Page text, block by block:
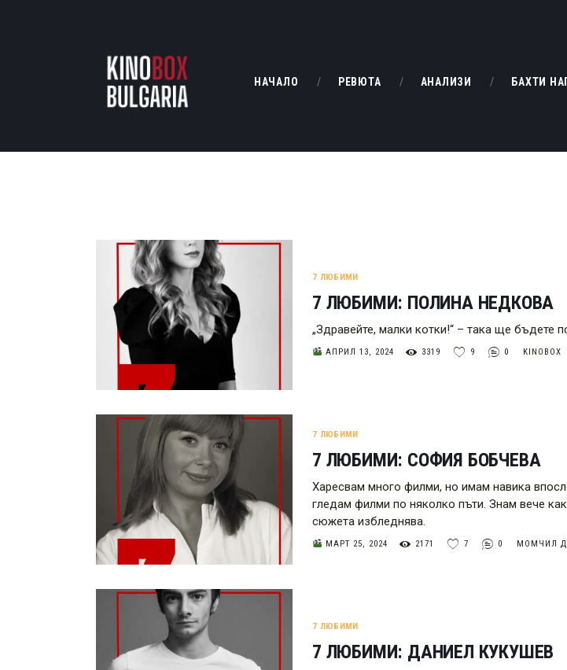
НАЧАЛО РЕВЮТА АНАЛИЗИ БАХТИ
РЕВЮТА
БАХТИ НАГРАДИТЕ
7 ЛЮБИМИ
7 ЛЮБИМИ: ПОЛИНА НЕДКОВА
„Здравейте, малки котки!“ – така ще бъдете
АПРИЛ 13, 2024 3319 9 0 KINOBOX
7 ЛЮБИМИ
7 ЛЮБИМИ: СОФИЯ БОБЧЕВА
Харесвам много филми, но имам навика
гледам филми по няколко пъти. Знам вече
сюжета избледнява.
МАРТ 25, 2024 2171 7 0 МОМЧИЛ
7 ЛЮБИМИ
7 ЛЮБИМИ: ДАНИЕЛ КУКУШЕВ